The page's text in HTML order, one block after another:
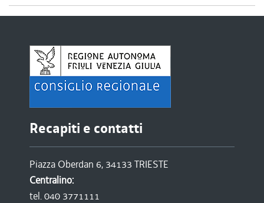
Recapiti e contatti
Piazza Oberdan 6, 34133 TRIESTE
Centralino:
tel. 040 3771111